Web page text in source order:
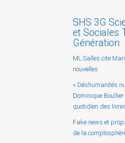
SHS 3G
et Sociales
Génération
ML Salles cite
nouvelles
« Déshumanités
Dominique
quotidien des
Fake news et
de la